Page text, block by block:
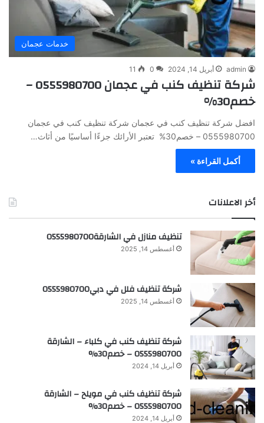
خدمات عجمان
admin أبريل 14, 2024 0
11
شركة تنظيف كنب في عجمان 0555980700 –
خصم30%
افضل شركة تنظيف كنب في عجمان شركة تنظيف كنب في عجمان
0555980700 – خصم30% تعتبر الأرائك جزءًا أساسيًا من أثاث…
أكمل القراءة »
أخر الاعلانات
تنظيف منازل في الشارقة0555980700
أغسطس 14, 2025
شركة تنظيف فلل في دبي0555980700
أغسطس 14, 2025
شركة تنظيف كنب في كلباء – الشارقة
0555980700 – خصم30%
أبريل 14, 2024
شركة تنظيف كنب في مويلح – الشارقة
0555980700 – خصم30%
أبريل 14, 2024